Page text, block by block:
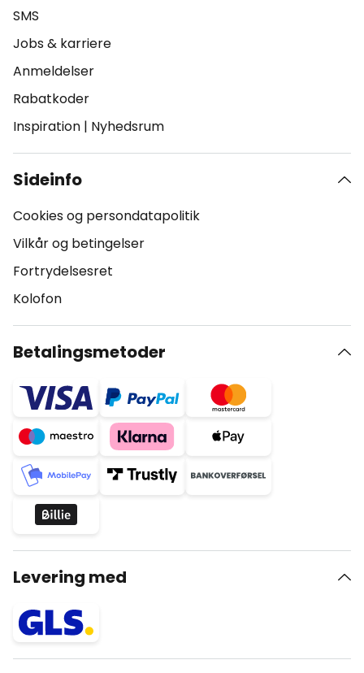
SMS
Jobs & karriere
Anmeldelser
Rabatkoder
Inspiration | Nyhedsrum
Sideinfo
Cookies og persondatapolitik
Vilkår og betingelser
Fortrydelsesret
Kolofon
Betalingsmetoder
Levering med